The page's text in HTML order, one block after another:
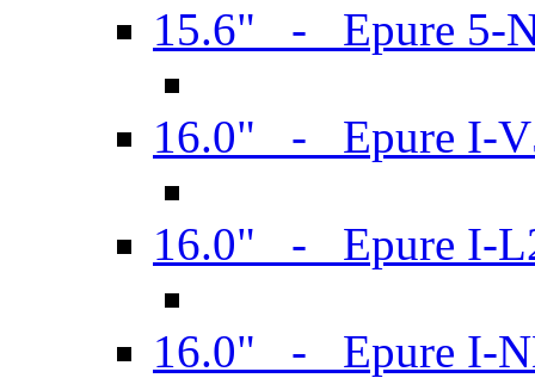
15.6" - Epure 5-
16.0" - Epure I-
16.0" - Epure I-
16.0" - Epure I-